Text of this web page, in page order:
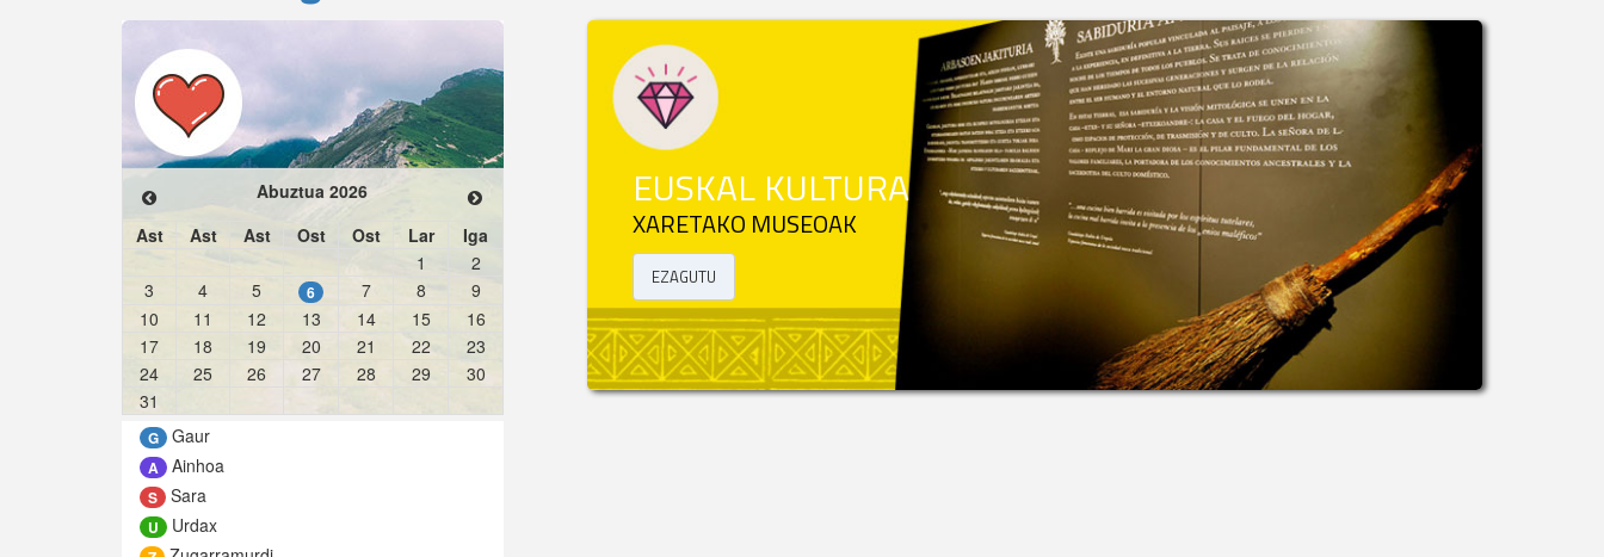
Abuztua 2026
Ast
Ast Ast Ost Ost Lar
Iga
1
2
3
4 5 6 7 8
9
10
11 12 13 14 15
16
17
18 19 20 21 22
23
24
25 26 27 28 29
30
31
G Gaur
A Ainhoa
S Sara
U Urdax
EUSKAL KULTURA
XARETAKO MUSEOAK
EZAGUTU